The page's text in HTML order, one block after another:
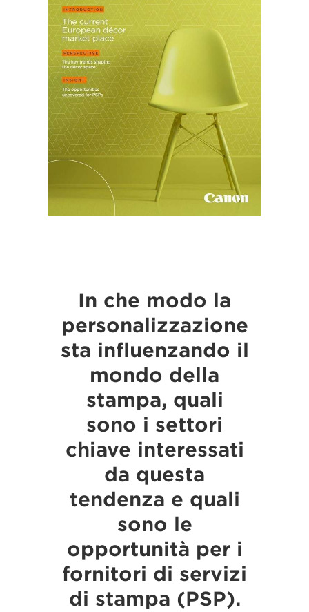
In che modo la
personalizzazione
sta influenzando il
mondo della
stampa, quali
sono i settori
chiave interessati
da questa
tendenza e quali
sono le
opportunità per i
fornitori di servizi
di stampa (PSP).